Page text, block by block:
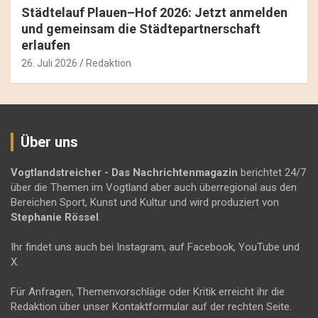
Städtelauf Plauen–Hof 2026: Jetzt anmelden
und gemeinsam die Städtepartnerschaft
erlaufen
26. Juli 2026 Redaktion
Über uns
Vogtlandstreicher - Das Nachrichtenmagazin berichtet 24/7
über die Themen im Vogtland aber auch überregional aus den
Bereichen Sport, Kunst und Kultur und wird produziert von
Stephanie Rössel.
Ihr findet uns auch bei Instagram, auf Facebook, YouTube und
X.
Für Anfragen, Themenvorschläge oder Kritik erreicht ihr die
Redaktion über unser Kontaktformular auf der rechten Seite.